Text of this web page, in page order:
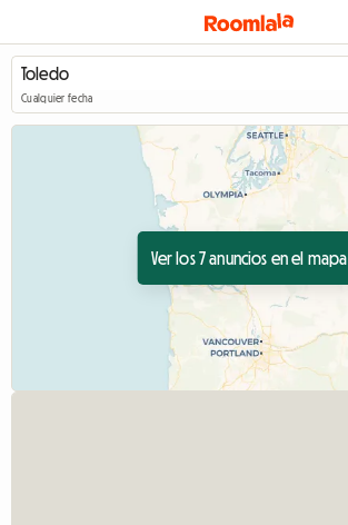
Cualquier fecha
Ver los 7 anuncios en el mapa